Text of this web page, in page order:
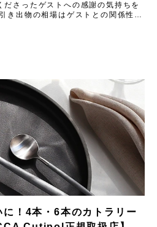
さったゲストへの感謝の気持ちを
き出物の相場はゲストとの関係性に
！4本・6本のカトラリー